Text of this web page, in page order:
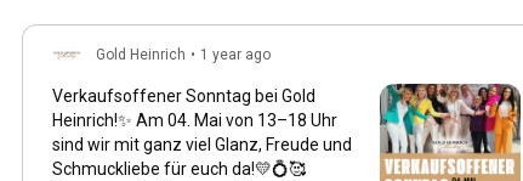
Gold Heinrich • 1 year ago
Verkaufsoffener Sonntag bei Gold
Heinrich!✨ Am 04. Mai von 13–18 Uhr
sind wir mit ganz viel Glanz, Freude und
Schmuckliebe für euch da!💛💍🥰